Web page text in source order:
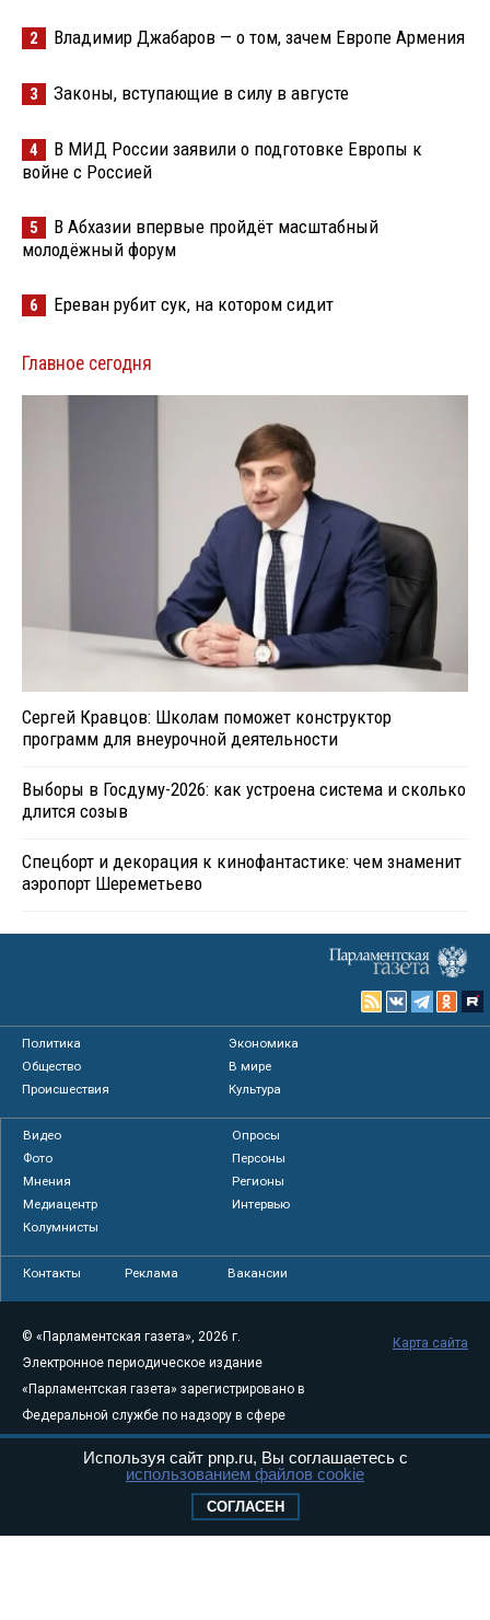
2 Владимир Джабаров — о том, зачем Европе Армения
3 Законы, вступающие в силу в августе
4
В МИД России заявили о подготовке Европы к
войне с Россией
5
В Абхазии впервые пройдёт масштабный
молодёжный форум
6 Ереван рубит сук, на котором сидит
Главное сегодня
Сергей Кравцов: Школам поможет конструктор
программ для внеурочной деятельности
Выборы в Госдуму-2026: как устроена система и сколько
длится созыв
Спецборт и декорация к кинофантастике: чем знаменит
аэропорт Шереметьево
Политика
Экономика
Общество
В мире
Происшествия
Культура
Видео
Опросы
Фото
Персоны
Мнения
Регионы
Медиацентр
Интервью
Колумнисты
Контакты Реклама Вакансии
© «Парламентская газета», 2026 г.
Электронное периодическое издание
«Парламентская газета» зарегистрировано в
Федеральной службе по надзору в сфере
связи, информационных технологий и
массовых коммуникаций (Роскомнадзор) 05
Свидетельство о регистрации Эл № ФС77-
Карта сайта
Используя сайт pnp.ru, Вы соглашаетесь с
использованием файлов cookie
СОГЛАСЕН